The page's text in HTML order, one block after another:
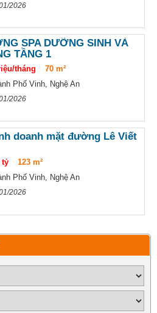
2026
SPA DƯỠNG SINH VÀ
TẦNG 1
tháng
70 m²
Phố Vinh, Nghệ An
2026
doanh mặt đường Lê Viết
tỷ
123 m²
Phố Vinh, Nghệ An
2026